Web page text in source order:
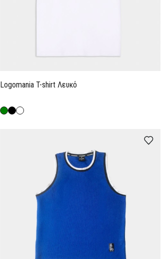
Logomania T-shirt Λευκό